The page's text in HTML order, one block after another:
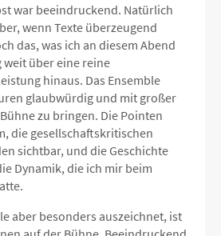
war beeindruckend. Natürlich
wenn Texte überzeugend
das, was ich an diesem Abend
über eine reine
hinaus. Das Ensemble
glaubwürdig und mit großer
zu bringen. Die Pointen
die gesellschaftskritischen
sichtbar, und die Geschichte
Dynamik, die ich mir beim
aber besonders auszeichnet, ist